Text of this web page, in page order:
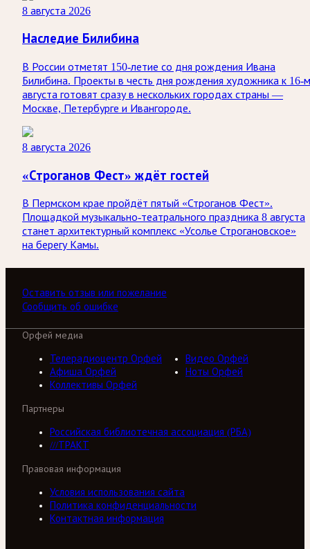
8 августа 2026
Наследие Билибина
В России отметят 150-летие со дня рождения Ивана
Билибина. Проекты в честь дня рождения художника к 16-
августа готовят сразу в нескольких городах страны —
Москве, Петербурге и Ивангороде.
8 августа 2026
«Строганов Фест» ждёт гостей
В Пермском крае пройдёт пятый «Строганов Фест».
Площадкой музыкально-театрального праздника 8 августа
станет архитектурный комплекс «Усолье Строгановское»
на берегу Камы.
Оставить отзыв или пожелание
Сообщить об ошибке
Орфей медиа
Телерадиоцентр Орфей
Видео Орфей
Афиша Орфей
Ноты Орфей
Коллективы Орфей
Партнеры
Российская библиотечная ассоциация (РБА)
///ТРАКТ
Правовая информация
Условия использования сайта
Политика конфиденциальности
Контактная информация